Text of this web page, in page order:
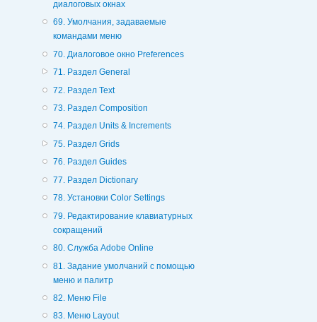
диалоговых окнах
69. Умолчания, задаваемые
командами меню
70. Диалоговое окно Preferences
71. Раздел General
72. Раздел Text
73. Раздел Composition
74. Раздел Units & Increments
75. Раздел Grids
76. Раздел Guides
77. Раздел Dictionary
78. Установки Color Settings
79. Редактирование клавиатурных
сокращений
80. Служба Adobe Online
81. Задание умолчаний с помощью
меню и палитр
82. Меню File
83. Меню Layout